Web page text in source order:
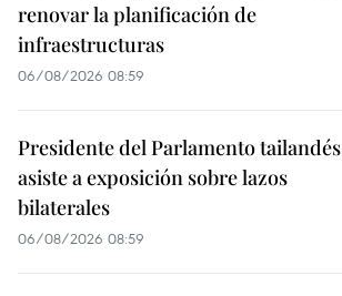
renovar la planificación de
infraestructuras
06/08/2026 08:59
Presidente del Parlamento tailandés
asiste a exposición sobre lazos
bilaterales
06/08/2026 08:59